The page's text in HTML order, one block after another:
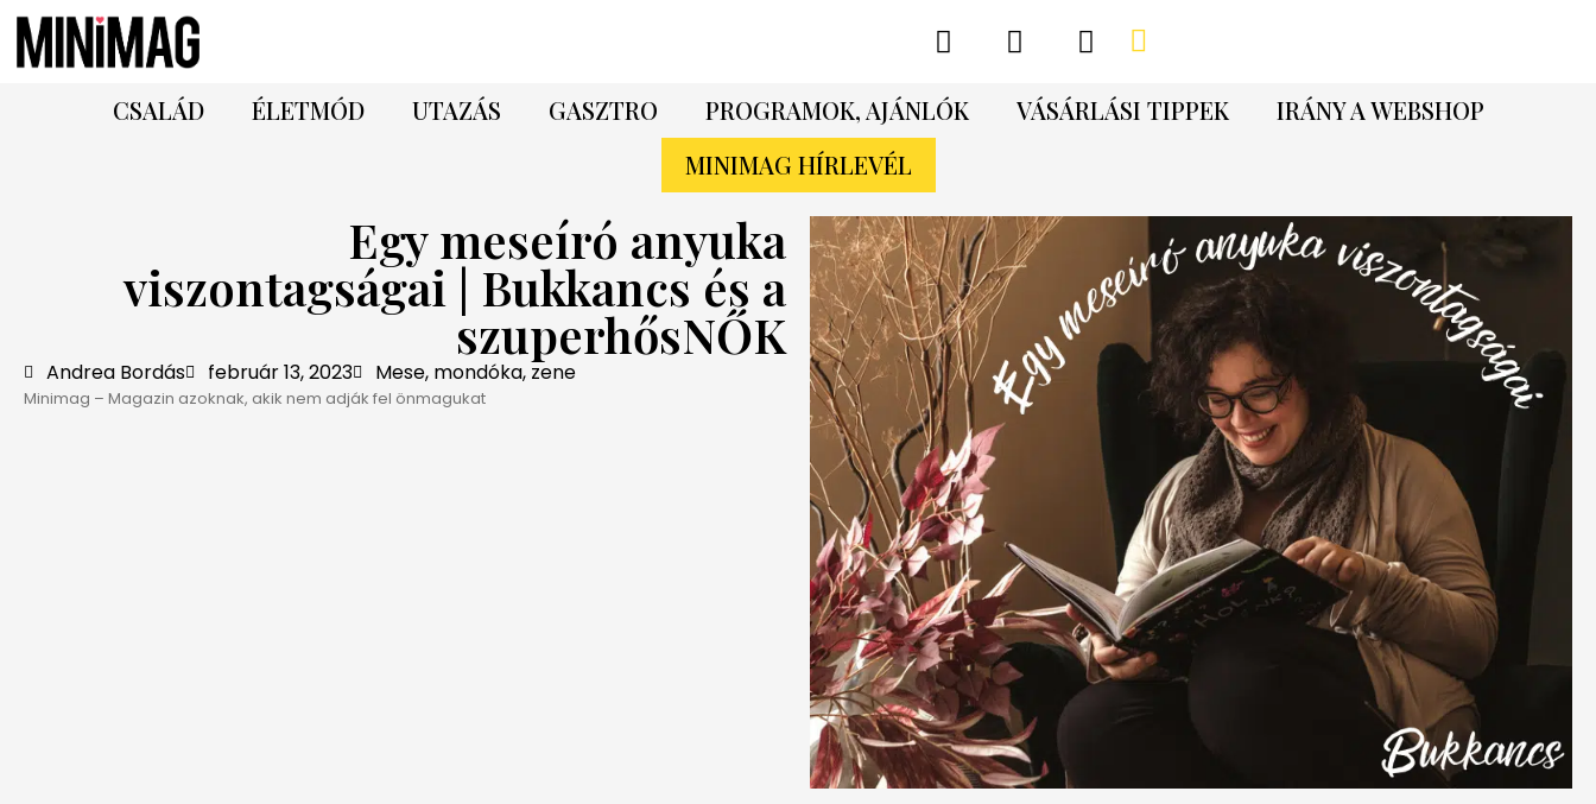
CSALÁD ÉLETMÓD UTAZÁS GASZTRO PROGRAMOK, AJÁNLÓK VÁSÁRLÁSI TIPPEK
IRÁNY A WEBSHOP
MINIMAG HÍRLEVÉL
Egy meseíró anyuka
viszontagságai | Bukkancs és a
szuperhősNŐK
Andrea Bordás február 13, 2023 Mese, mondóka, zene
Minimag – Magazin azoknak, akik nem adják fel önmagukat